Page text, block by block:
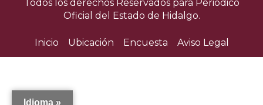
Todos los derechos Reservados para Periódico
Oficial del Estado de Hidalgo.
Inicio Ubicación Encuesta Aviso Legal
Idioma »